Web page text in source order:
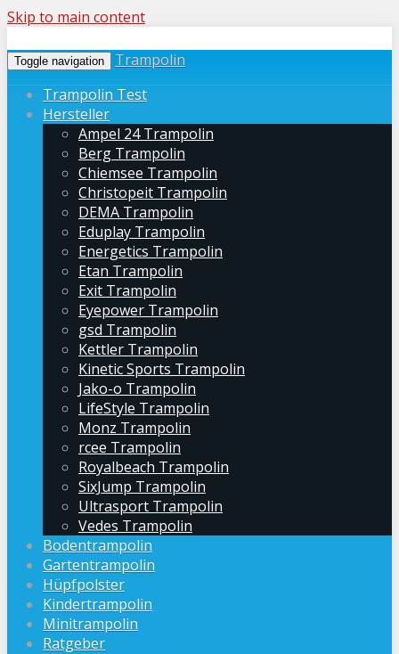
Skip to main content
Toggle navigation
Trampolin
Trampolin Test
Hersteller
Ampel 24 Trampolin
Berg Trampolin
Chiemsee Trampolin
Christopeit Trampolin
DEMA Trampolin
Eduplay Trampolin
Energetics Trampolin
Etan Trampolin
Exit Trampolin
Eyepower Trampolin
gsd Trampolin
Kettler Trampolin
Kinetic Sports Trampolin
Jako-o Trampolin
LifeStyle Trampolin
Monz Trampolin
rcee Trampolin
Royalbeach Trampolin
SixJump Trampolin
Ultrasport Trampolin
Vedes Trampolin
Bodentrampolin
Gartentrampolin
Hüpfpolster
Kindertrampolin
Minitrampolin
Ratgeber